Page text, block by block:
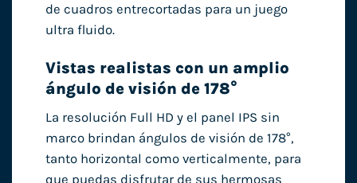
de cuadros entrecortadas para un juego
ultra fluido.
Vistas realistas con un amplio
ángulo de visión de 178°
La resolución Full HD y el panel IPS sin
marco brindan ángulos de visión de 178°,
tanto horizontal como verticalmente, para
que puedas disfrutar de sus hermosas